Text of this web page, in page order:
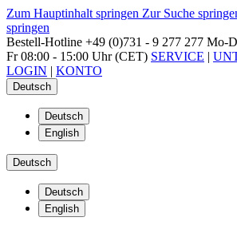
Zum Hauptinhalt springen Zur Suche
springen
Bestell-Hotline +49 (0)731 - 9 277 277 Mo-
Fr 08:00 - 15:00 Uhr (CET) SERVICE |
LOGIN | KONTO
Deutsch
Deutsch
English
Deutsch
Deutsch
English